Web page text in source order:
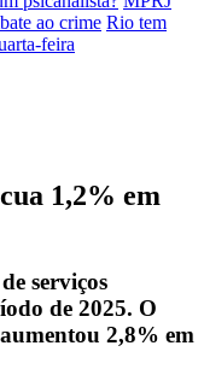
ao crime Rio tem
feira
1,2% em
serviços
de 2025. O
2,8% em